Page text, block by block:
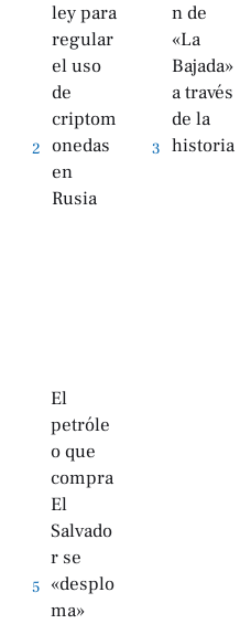
2
ley para
regular
el uso
de
criptom
onedas
en
Rusia
3
n de
«La
Bajada»
a través
de la
historia
5
El
petróle
o que
compra
El
Salvado
r se
«desplo
ma»